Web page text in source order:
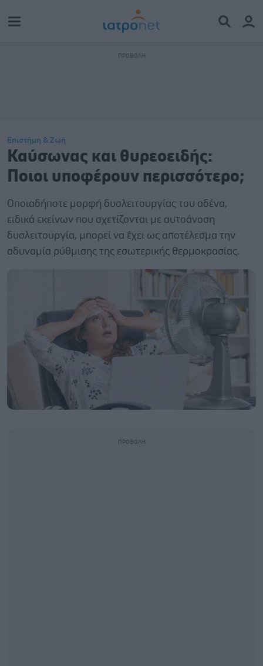
Επιστήμη & Ζωή
Καύσωνας και θυρεοειδής:
Ποιοι υποφέρουν περισσότερο;
Οποιαδήποτε μορφή δυσλειτουργίας του αδένα,
ειδικά εκείνων που σχετίζονται με αυτοάνοση
δυσλειτουργία, μπορεί να έχει ως αποτέλεσμα την
αδυναμία ρύθμισης της εσωτερικής θερμοκρασίας.